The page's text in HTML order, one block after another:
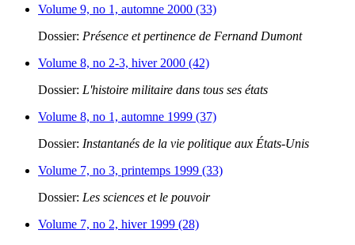
Volume 9, no 1, automne 2000 (33)
Dossier: Présence et pertinence de Fernand Dumont
Volume 8, no 2-3, hiver 2000 (42)
Dossier: L'histoire militaire dans tous ses états
Volume 8, no 1, automne 1999 (37)
Dossier: Instantanés de la vie politique aux États-Unis
Volume 7, no 3, printemps 1999 (33)
Dossier: Les sciences et le pouvoir
Volume 7, no 2, hiver 1999 (28)